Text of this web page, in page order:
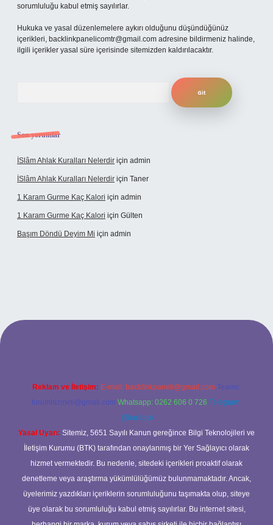
sorumluluğu kabul etmiş sayılırlar.
Hukuka ve yasal düzenlemelere aykırı olduğunu düşündüğünüz
içerikleri, backlinkpanelicomtr@gmail.com adresine bildirmeniz halinde,
ilgili içerikler yasal süre içerisinde sitemizden kaldırılacaktır.
Son yorumlar
İSlâm Ahlak Kuralları Nelerdir için admin
İSlâm Ahlak Kuralları Nelerdir için Taner
1 Karam Gurme Kaç Kalori için admin
1 Karam Gurme Kaç Kalori için Gülten
Başım Döndü Deyim Mi için admin
Reklam ve İletişim: E-mail: backlinkpaneli@gmail.com Teams:
forumhizmeti@gmail.com Whatsapp: 0262 606 0 726 Telegram:
@karabul
Yasal Uyarı: Sitemiz, 5651 Sayılı Kanun gereğince Bilgi Teknolojileri ve
İletişim Kurumu (BTK) tarafından onaylanmış bir Yer Sağlayıcı olarak
hizmet vermektedir. Bu nedenle, sitedeki içerikleri proaktif olarak
denetleme veya araştırma yükümlülüğümüz bulunmamaktadır. Ancak,
üyelerimiz yazdıkları içeriklerin sorumluluğunu taşımakta olup, siteye
üye olarak bu sorumluluğu kabul etmiş sayılırlar. Bu internet sitesi,